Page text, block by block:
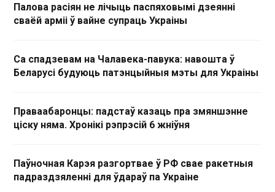
Палова расіян не лічыць паспяховымі дзеянні
сваёй арміі ў вайне супраць Украіны
Са спадзевам на Чалавека-павука: навошта ў
Беларусі будуюць патэнцыйныя мэты для Украіны
Праваабаронцы: падстаў казаць пра змяншэнне
ціску няма. Хронікі рэпрэсій 6 жніўня
Паўночная Карэя разгортвае ў РФ свае ракетныя
падраздзяленні для ўдараў па Украіне